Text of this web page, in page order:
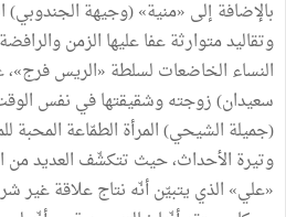
بالإضافة إلى «منية» (وجيهة الجندوبي)
وتقاليد متوارثة عفا عليها الزمن
النساء الخاضعات لسلطة «الريس
سعيدان) زوجته وشقيقتها في نفس
(جميلة الشيحي) المرأة الطمّاعة المحبة
وتيرة الأحداث، حيث تتكشّف العديد من
«علي» الذي يتبيّن أنّه نتاج علاقة غير